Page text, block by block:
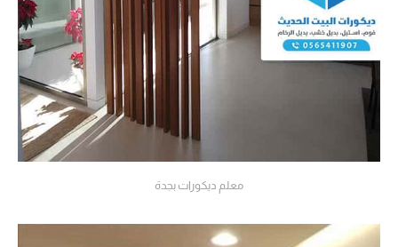
معلم ديكورات بجدة